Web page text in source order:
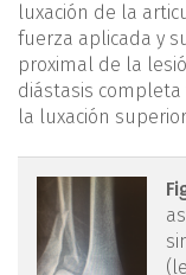
luxación de la
fuerza aplicada y
proximal de la
diástasis
la luxación